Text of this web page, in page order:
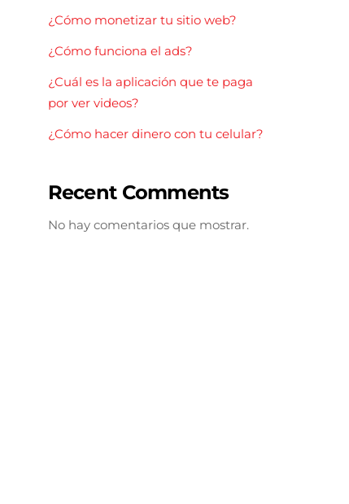
¿Cómo monetizar tu sitio web?
¿Cómo funciona el ads?
¿Cuál es la aplicación que te paga
por ver videos?
¿Cómo hacer dinero con tu celular?
Recent Comments
No hay comentarios que mostrar.